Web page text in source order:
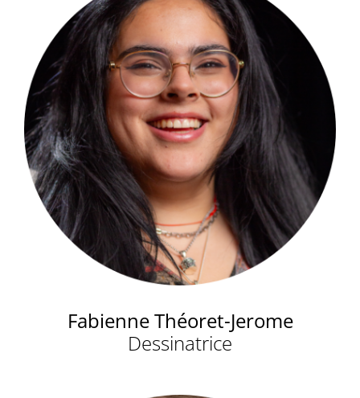
Fabienne Théoret-Jerome
Dessinatrice